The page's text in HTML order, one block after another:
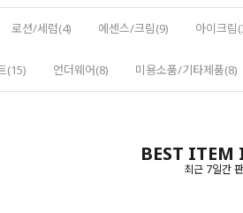
로션/세럼(4) 에센스/크림(9) 아이크림
(15) 언더웨어(8) 미용소품/기타제품(8)
BEST ITEM
최근 7일간